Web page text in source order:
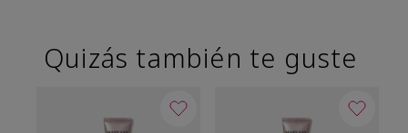
Quizás también te guste